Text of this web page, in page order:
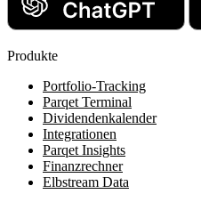
Produkte
Portfolio-Tracking
Parqet Terminal
Dividendenkalender
Integrationen
Parqet Insights
Finanzrechner
Elbstream Data